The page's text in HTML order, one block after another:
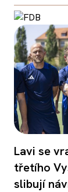
Lavi se
třetího
slibují